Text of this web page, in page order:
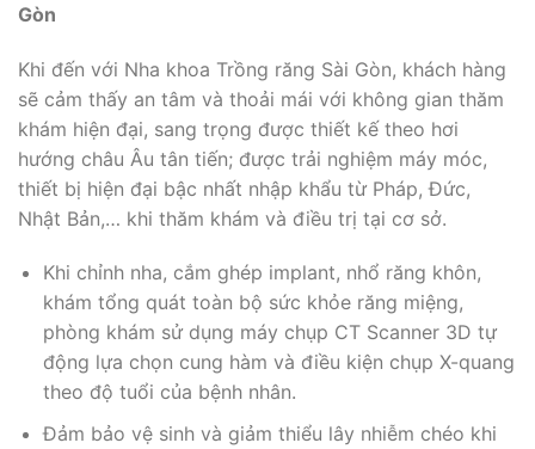
Gòn
Khi đến với Nha khoa Trồng răng Sài Gòn, khách hàng
sẽ cảm thấy an tâm và thoải mái với không gian thăm
khám hiện đại, sang trọng được thiết kế theo hơi
hướng châu Âu tân tiến; được trải nghiệm máy móc,
thiết bị hiện đại bậc nhất nhập khẩu từ Pháp, Đức,
Nhật Bản,… khi thăm khám và điều trị tại cơ sở.
Khi chỉnh nha, cắm ghép implant, nhổ răng khôn,
khám tổng quát toàn bộ sức khỏe răng miệng,
phòng khám sử dụng máy chụp CT Scanner 3D tự
động lựa chọn cung hàm và điều kiện chụp X-quang
theo độ tuổi của bệnh nhân.
Đảm bảo vệ sinh và giảm thiểu lây nhiễm chéo khi